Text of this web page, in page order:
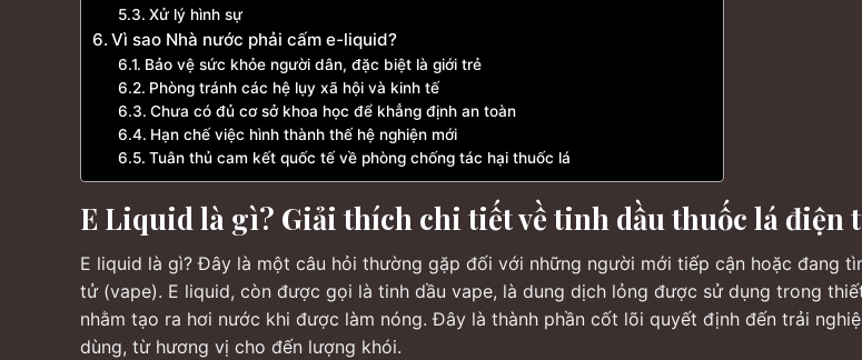
Xử lý hình sự
Vì sao Nhà nước phải cấm e-liquid?
Bảo vệ sức khỏe người dân, đặc biệt là giới trẻ
Phòng tránh các hệ lụy xã hội và kinh tế
Chưa có đủ cơ sở khoa học để khẳng định an toàn
Hạn chế việc hình thành thế hệ nghiện mới
Tuân thủ cam kết quốc tế về phòng chống tác hại thuốc lá
E Liquid là gì? Giải thích chi tiết về tinh dầu thuốc lá điện
E liquid là gì? Đây là một câu hỏi thường gặp đối với những người mới tiếp cận hoặc đang
tử (vape). E liquid, còn được gọi là tinh dầu vape, là dung dịch lỏng được sử dụng trong
nhằm tạo ra hơi nước khi được làm nóng. Đây là thành phần cốt lõi quyết định đến trải
dùng, từ hương vị cho đến lượng khói.